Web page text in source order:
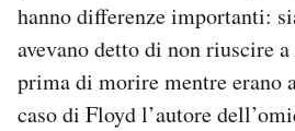
hanno differenze importanti:
avevano detto di non riuscire
prima di morire mentre erano
caso di Floyd l’autore